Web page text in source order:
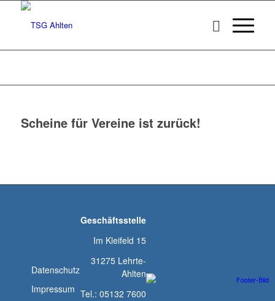
Scheine für Vereine ist zurück!
Datenschutz
Impressum
Geschäftsstelle
Im Kleifeld 15
31275 Lehrte-
Ahlten
Tel.: 05132 7600